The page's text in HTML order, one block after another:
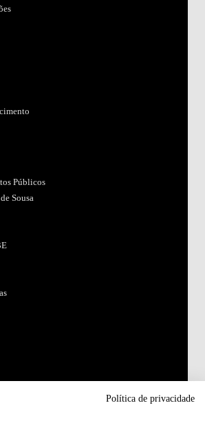
Públicos
Sousa
Política de privacidade